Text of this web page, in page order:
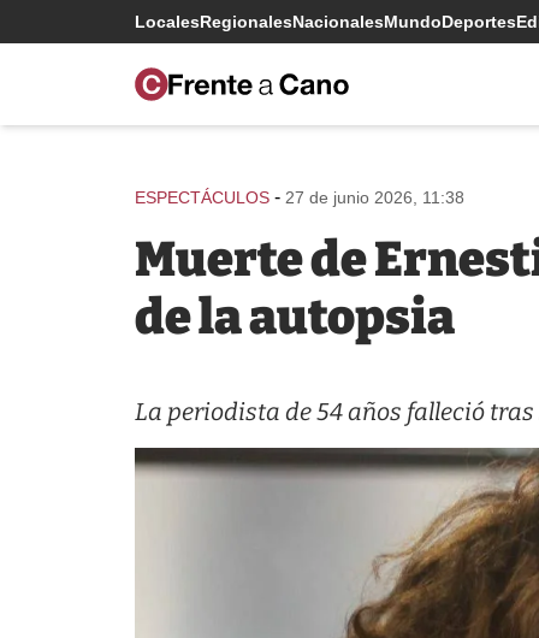
LocalesRegionalesNacionalesMundoDeportes
ESPECTÁCULOS - 27 de junio 2026, 11:38
Muerte de
de la autopsia
La periodista de 54 años falleció